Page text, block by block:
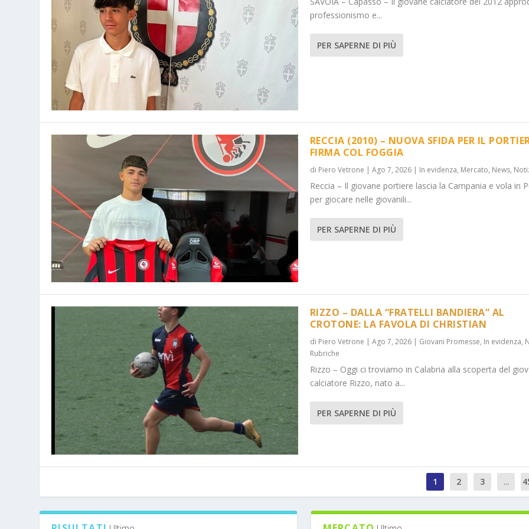
professionismo e...
PER SAPERNE DI PIÙ
RECCIA (2010) – NUOVA SFIDA PER IL
FIRMA COL FOGGIA
di Piero Vetrone | Ago 7, 2026| In evidenza, Mercato, News,
Reccia – Il giovane portiere lascia la Campania e vola in
per giocare nelle giovanili...
PER SAPERNE DI PIÙ
RIZZO – DALLA “FRATELLI BANDIERA” AL
CROTONE: LA FAVOLA DI CHRISTIAN
di Piero Vetrone | Ago 7, 2026| Giovani Promesse, In evidenza,
Rubriche
Rizzo – Oggi ci troviamo in Calabria alla scoperta del
calciatore Rizzo, nato a...
PER SAPERNE DI PIÙ
1 2 3 ...